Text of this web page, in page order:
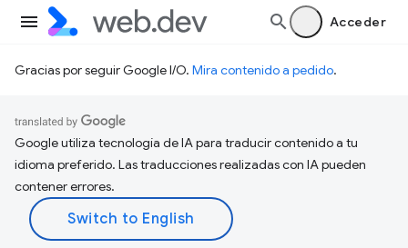
Acceder
Gracias por seguir Google I/O. Mira contenido a pedido.
Google utiliza tecnología de IA para traducir contenido a tu
idioma preferido. Las traducciones realizadas con IA pueden
contener errores.